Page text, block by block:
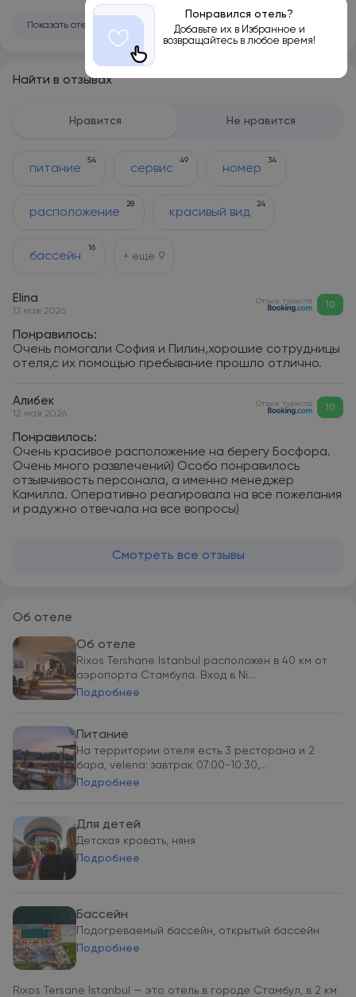
Понравился отель?
Добавьте их в Избранное и
возвращайтесь в любое время!
Показать отель на карте
Найти в отзывах
Нравится Не нравится
питание
54
сервис
49
номер
34
расположение
28
красивый вид
24
бассейн
16
+ еще 9
Elina
13 мая 2026
Отзыв туриста 10
Понравилось:
Очень помогали София и Пилин,хорошие сотрудницы
отеля,с их помощью пребывание прошло отлично.
Алибек
12 мая 2026
Отзыв туриста 10
Понравилось:
Очень красивое расположение на берегу Босфора.
Очень много развлечений) Особо понравилось
отзывчивость персонала, а именно менеджер
Камилла. Оперативно реагировала на все пожелания
и радужно отвечала на все вопросы)
Смотреть все отзывы
Об отеле
Об отеле
Rixos Tershane Istanbul расположен в 40 км от
аэропорта Стамбула. Вход в Ni...
Подробнее
Питание
На территории отеля есть 3 ресторана и 2
бара, velena: завтрак 07:00-10:30,...
Подробнее
Для детей
Детская кровать, няня
Подробнее
Бассейн
Подогреваемый бассейн, открытый бассейн
Подробнее
Rixos Tersane Istanbul — это отель в городе Стамбул, в 2 км